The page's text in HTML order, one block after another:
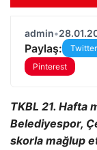
admin•
Paylaş: Twitter
Pinterest
TKBL 21. Hafta
Belediyespor,
skorla mağlup